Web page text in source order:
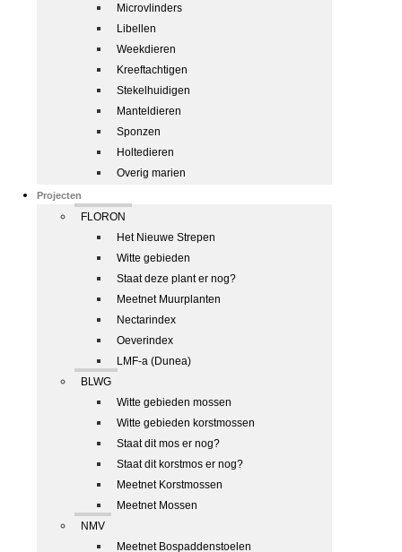
Microvlinders
Libellen
Weekdieren
Kreeftachtigen
Stekelhuidigen
Manteldieren
Sponzen
Holtedieren
Overig marien
Projecten
FLORON
Het Nieuwe Strepen
Witte gebieden
Staat deze plant er nog?
Meetnet Muurplanten
Nectarindex
Oeverindex
LMF-a (Dunea)
BLWG
Witte gebieden mossen
Witte gebieden korstmossen
Staat dit mos er nog?
Staat dit korstmos er nog?
Meetnet Korstmossen
Meetnet Mossen
NMV
Meetnet Bospaddenstoelen